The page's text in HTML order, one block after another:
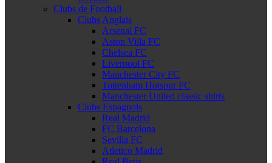
Clubs de Football
Clubs Anglais
Arsenal FC
Aston Villa FC
Chelsea FC
Liverpool FC
Manchester City FC
Tottenham Hotspur FC
Manchester United classic shirts
Clubs Espagnols
Real Madrid
FC Barcelona
Sevilla FC
Atletico Madrid